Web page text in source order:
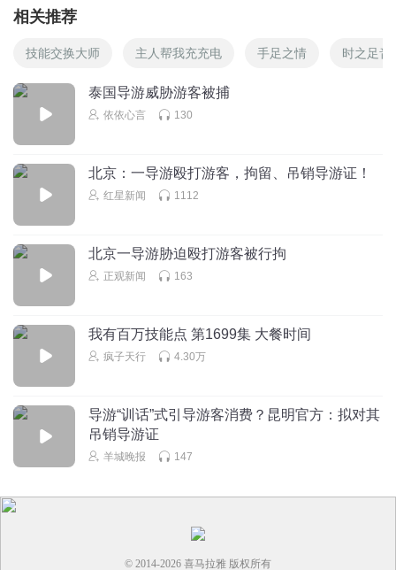
相关推荐
技能交换大师 主人帮我充充电 手足之情 时之足音
泰国导游威胁游客被捕
依依心言 130
北京：一导游殴打游客，拘留、吊销导游证！
红星新闻 1112
北京一导游胁迫殴打游客被行拘
正观新闻 163
我有百万技能点 第1699集 大餐时间
疯子天行 4.30万
导游“训话”式引导游客消费？昆明官方：拟对其
吊销导游证
羊城晚报 147
© 2014-2026 喜马拉雅 版权所有